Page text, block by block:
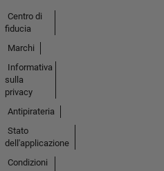
Centro di
fiducia
Marchi
Informativa
sulla
privacy
Antipirateria
Stato
dell'applicazione
Condizioni